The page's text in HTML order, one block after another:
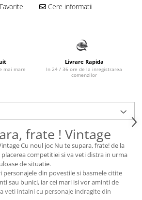
lucru
nave de
accesorii
Cere informatii
mai mare
Livrare Rapida
In 24 / 36 ore de la inregistrarea
comenzilor
frate ! Vintage
Cu noul joc Nu te supara, frate! de la
competitiei si va veti distra in urma
de situatie.
personajele din povestile si basmele citite
sau bunici, iar cei mari isi vor aminti de
veti intalni cu personaje indragite din